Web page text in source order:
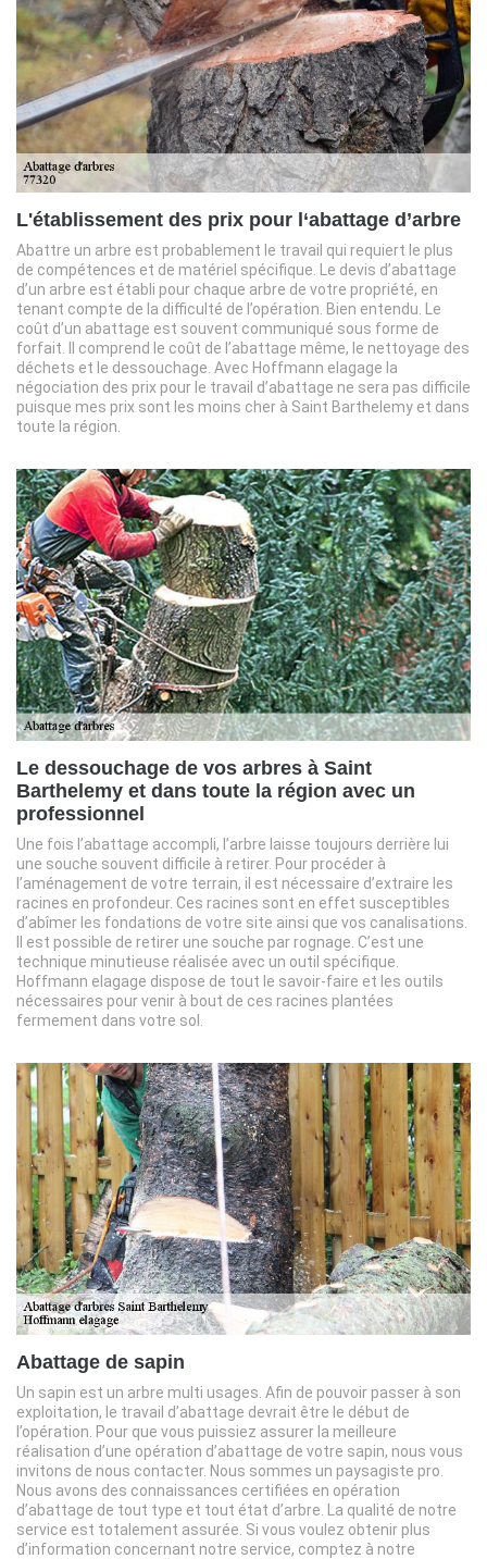
L'établissement des prix pour l‘abattage d’arbre
Abattre un arbre est probablement le travail qui requiert le plus
de compétences et de matériel spécifique. Le devis d’abattage
d’un arbre est établi pour chaque arbre de votre propriété, en
tenant compte de la difficulté de l’opération. Bien entendu. Le
coût d’un abattage est souvent communiqué sous forme de
forfait. Il comprend le coût de l’abattage même, le nettoyage des
déchets et le dessouchage. Avec Hoffmann elagage la
négociation des prix pour le travail d’abattage ne sera pas difficile
puisque mes prix sont les moins cher à Saint Barthelemy et dans
toute la région.
Le dessouchage de vos arbres à Saint
Barthelemy et dans toute la région avec un
professionnel
Une fois l’abattage accompli, l’arbre laisse toujours derrière lui
une souche souvent difficile à retirer. Pour procéder à
l’aménagement de votre terrain, il est nécessaire d’extraire les
racines en profondeur. Ces racines sont en effet susceptibles
d’abîmer les fondations de votre site ainsi que vos canalisations.
Il est possible de retirer une souche par rognage. C’est une
technique minutieuse réalisée avec un outil spécifique.
Hoffmann elagage dispose de tout le savoir-faire et les outils
nécessaires pour venir à bout de ces racines plantées
fermement dans votre sol.
Abattage de sapin
Un sapin est un arbre multi usages. Afin de pouvoir passer à son
exploitation, le travail d’abattage devrait être le début de
l’opération. Pour que vous puissiez assurer la meilleure
réalisation d’une opération d’abattage de votre sapin, nous vous
invitons de nous contacter. Nous sommes un paysagiste pro.
Nous avons des connaissances certifiées en opération
d’abattage de tout type et tout état d’arbre. La qualité de notre
service est totalement assurée. Si vous voulez obtenir plus
d’information concernant notre service, comptez à notre